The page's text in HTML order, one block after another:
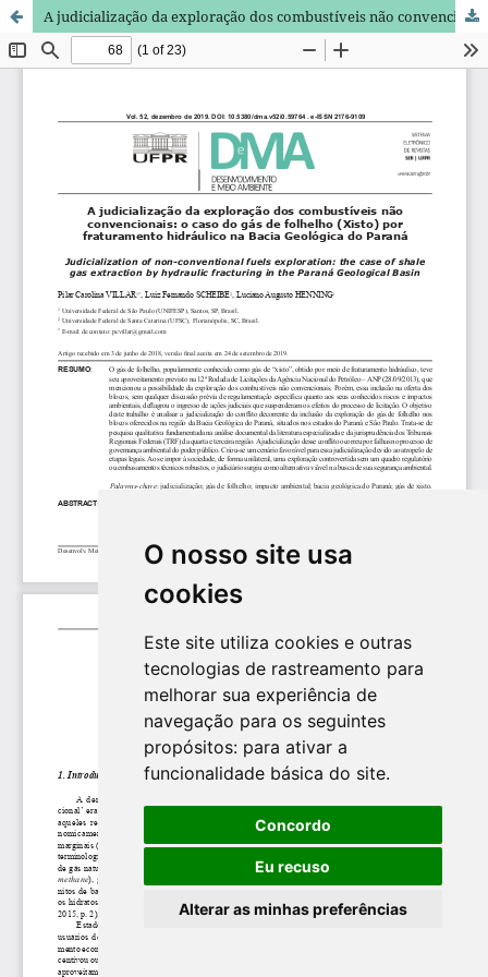
O nosso site usa
cookies
Este site utiliza cookies e outras
tecnologias de rastreamento para
melhorar sua experiência de
navegação para os seguintes
propósitos: para ativar a
funcionalidade básica do site.
Concordo
Eu recuso
Alterar as minhas preferências
A judicialização da exploração dos combustíveis não convencionais: o caso do gás de folhelho (Xisto) por fraturamento hidráulico na Bacia Geológica do Paraná